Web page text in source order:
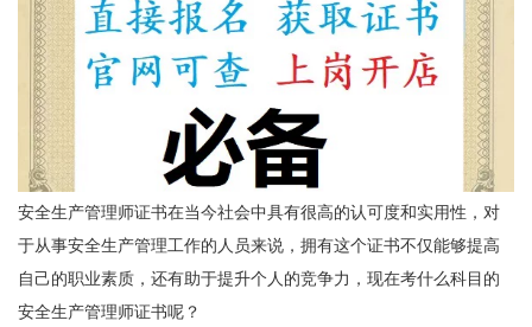
安全生产管理师证书在当今社会中具有很高的认可度和实用性，对
于从事安全生产管理工作的人员来说，拥有这个证书不仅能够提高
自己的职业素质，还有助于提升个人的竞争力，现在考什么科目的
安全生产管理师证书呢？